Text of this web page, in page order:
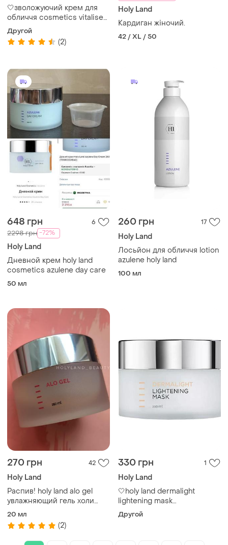
🤍зволожуючий крем для
обличчя cosmetics vitalise
moisturizer cream holy land
Другой
(2)
Holy Land
Кардиган жіночий.
42 / XL / 50
648 грн 6
2298 грн -72%
Holy Land
Дневной крем holy land
cosmetics azulene day care
50 мл
260 грн 17
Holy Land
Лосьйон для обличчя lotion
azulene holy land
100 мл
270 грн 42
Holy Land
Распив! holy land alo gel
увлажняющий гель холи
ленд алоэ гель ало гель hl
20 мл
(2)
330 грн 1
Holy Land
🤍holy land dermalight
lightening mask
освітлювальна маска
Другой